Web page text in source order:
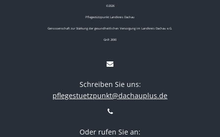
©2026
Pflegestützpunkt Landkreis Dachau
Genossenschaft zur Stärkung der gesundheitlichen Versorgung im Landkreis Dachau e.G.
GnR 2690
Schreiben Sie uns:
pflegestuetzpunkt@dachauplus.de
Oder rufen Sie an: